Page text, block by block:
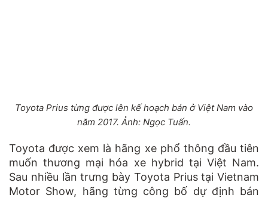
Toyota Prius từng được lên kế hoạch bán ở Việt Nam vào
năm 2017. Ảnh: Ngọc Tuấn.
Toyota được xem là hãng xe phổ thông đầu tiên
muốn thương mại hóa xe hybrid tại Việt Nam.
Sau nhiều lần trưng bày Toyota Prius tại Vietnam
Motor Show, hãng từng công bố dự định bán